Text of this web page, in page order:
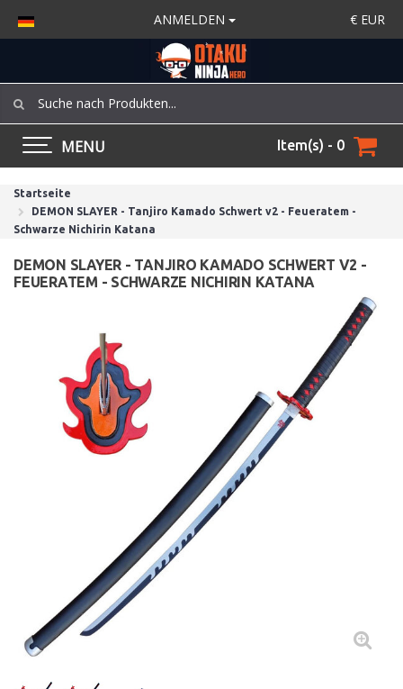
ANMELDEN € EUR
MENU Item(s) - 0
Startseite
DEMON SLAYER - Tanjiro Kamado Schwert v2 - Feueratem -
Schwarze Nichirin Katana
DEMON SLAYER - TANJIRO KAMADO SCHWERT V2 -
FEUERATEM - SCHWARZE NICHIRIN KATANA